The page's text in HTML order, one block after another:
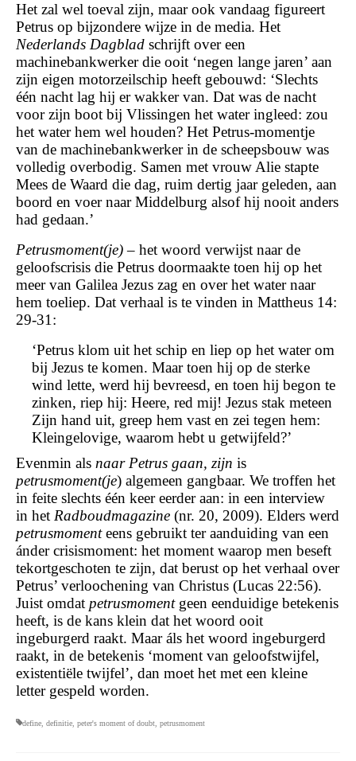
Het zal wel toeval zijn, maar ook vandaag figureert
Petrus op bijzondere wijze in de media. Het
Nederlands Dagblad schrijft over een
machinebankwerker die ooit ‘negen lange jaren’ aan
zijn eigen motorzeilschip heeft gebouwd: ‘Slechts
één nacht lag hij er wakker van. Dat was de nacht
voor zijn boot bij Vlissingen het water ingleed: zou
het water hem wel houden? Het Petrus-momentje
van de machinebankwerker in de scheepsbouw was
volledig overbodig. Samen met vrouw Alie stapte
Mees de Waard die dag, ruim dertig jaar geleden, aan
boord en voer naar Middelburg alsof hij nooit anders
had gedaan.’
Petrusmoment(je)– het woord verwijst naar de
geloofscrisis die Petrus doormaakte toen hij op het
meer van Galilea Jezus zag en over het water naar
hem toeliep. Dat verhaal is te vinden in Mattheus 14:
29-31:
‘Petrus klom uit het schip en liep op het water om
bij Jezus te komen. Maar toen hij op de sterke
wind lette, werd hij bevreesd, en toen hij begon te
zinken, riep hij: Heere, red mij! Jezus stak meteen
Zijn hand uit, greep hem vast en zei tegen hem:
Kleingelovige, waarom hebt u getwijfeld?’
Evenmin als naar Petrus gaan, zijn is
petrusmoment(je) algemeen gangbaar. We troffen het
in feite slechts één keer eerder aan: in een interview
in het Radboudmagazine (nr. 20, 2009). Elders werd
petrusmomenteens gebruikt ter aanduiding van een
ánder crisismoment: het moment waarop men beseft
tekortgeschoten te zijn, dat berust op het verhaal over
Petrus’ verloochening van Christus (Lucas 22:56).
Juist omdat petrusmoment geen eenduidige betekenis
heeft, is de kans klein dat het woord ooit
ingeburgerd raakt. Maar áls het woord ingeburgerd
raakt, in de betekenis ‘moment van geloofstwijfel,
existentiële twijfel’, dan moet het met een kleine
letter gespeld worden.
define definitie peter's moment of doubt petrusmoment